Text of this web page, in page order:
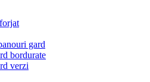
gard
bordurate
verzi